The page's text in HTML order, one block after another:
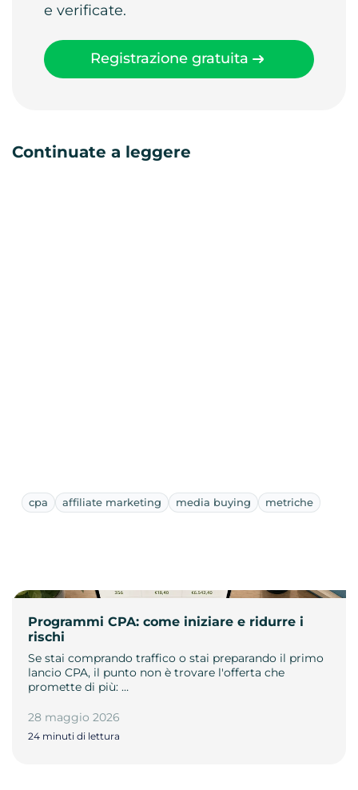
e verificate.
Registrazione gratuita
Continuate a leggere
cpa affiliate marketing media buying metriche
Programmi CPA: come iniziare e ridurre i
rischi
Se stai comprando traffico o stai preparando il primo
lancio CPA, il punto non è trovare l'offerta che
promette di più: …
28 maggio 2026
24 minuti di lettura